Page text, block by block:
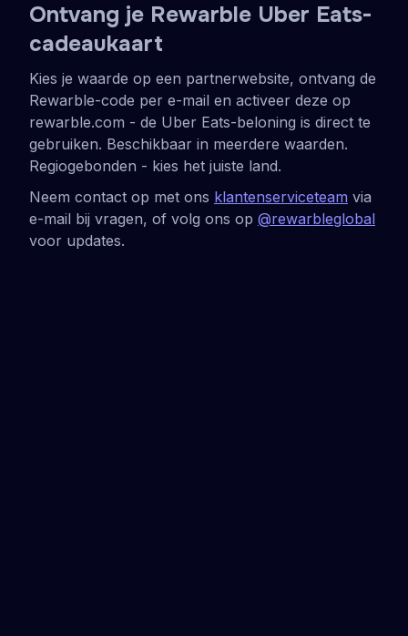
Ontvang je Rewarble Uber Eats-
cadeaukaart
Kies je waarde op een partnerwebsite, ontvang de
Rewarble-code per e-mail en activeer deze op
rewarble.com - de Uber Eats-beloning is direct te
gebruiken. Beschikbaar in meerdere waarden.
Regiogebonden - kies het juiste land.
Neem contact op met ons klantenserviceteam via
e-mail bij vragen, of volg ons op @rewarbleglobal
voor updates.